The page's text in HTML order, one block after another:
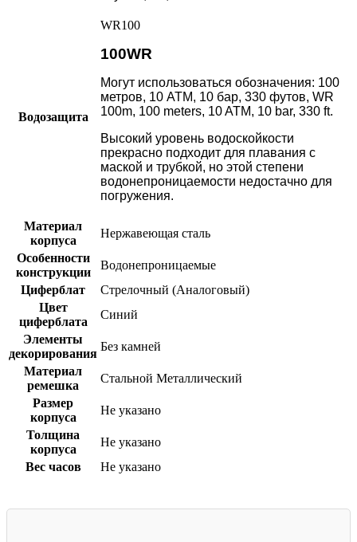
Водозащита
WR100
100WR
Могут использоваться обозначения: 100
метров, 10 АТМ, 10 бар, 330 футов, WR
100m, 100 meters, 10 ATM, 10 bar, 330 ft.
Высокий уровень водоскойкости
прекрасно подходит для плавания с
маской и трубкой, но этой степени
водонепроницаемости недостачно для
погружения.
Материал
корпуса
Нержавеющая сталь
Особенности
конструкции
Водонепроницаемые
Циферблат
Стрелочный (Аналоговый)
Цвет
циферблата
Синий
Элементы
декорирования
Без камней
Материал
ремешка
Стальной Металлический
Размер
корпуса
Не указано
Толщина
корпуса
Не указано
Вес часов
Не указано